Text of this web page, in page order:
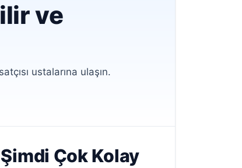
ve
ustalarına ulaşın.
Çok Kolay